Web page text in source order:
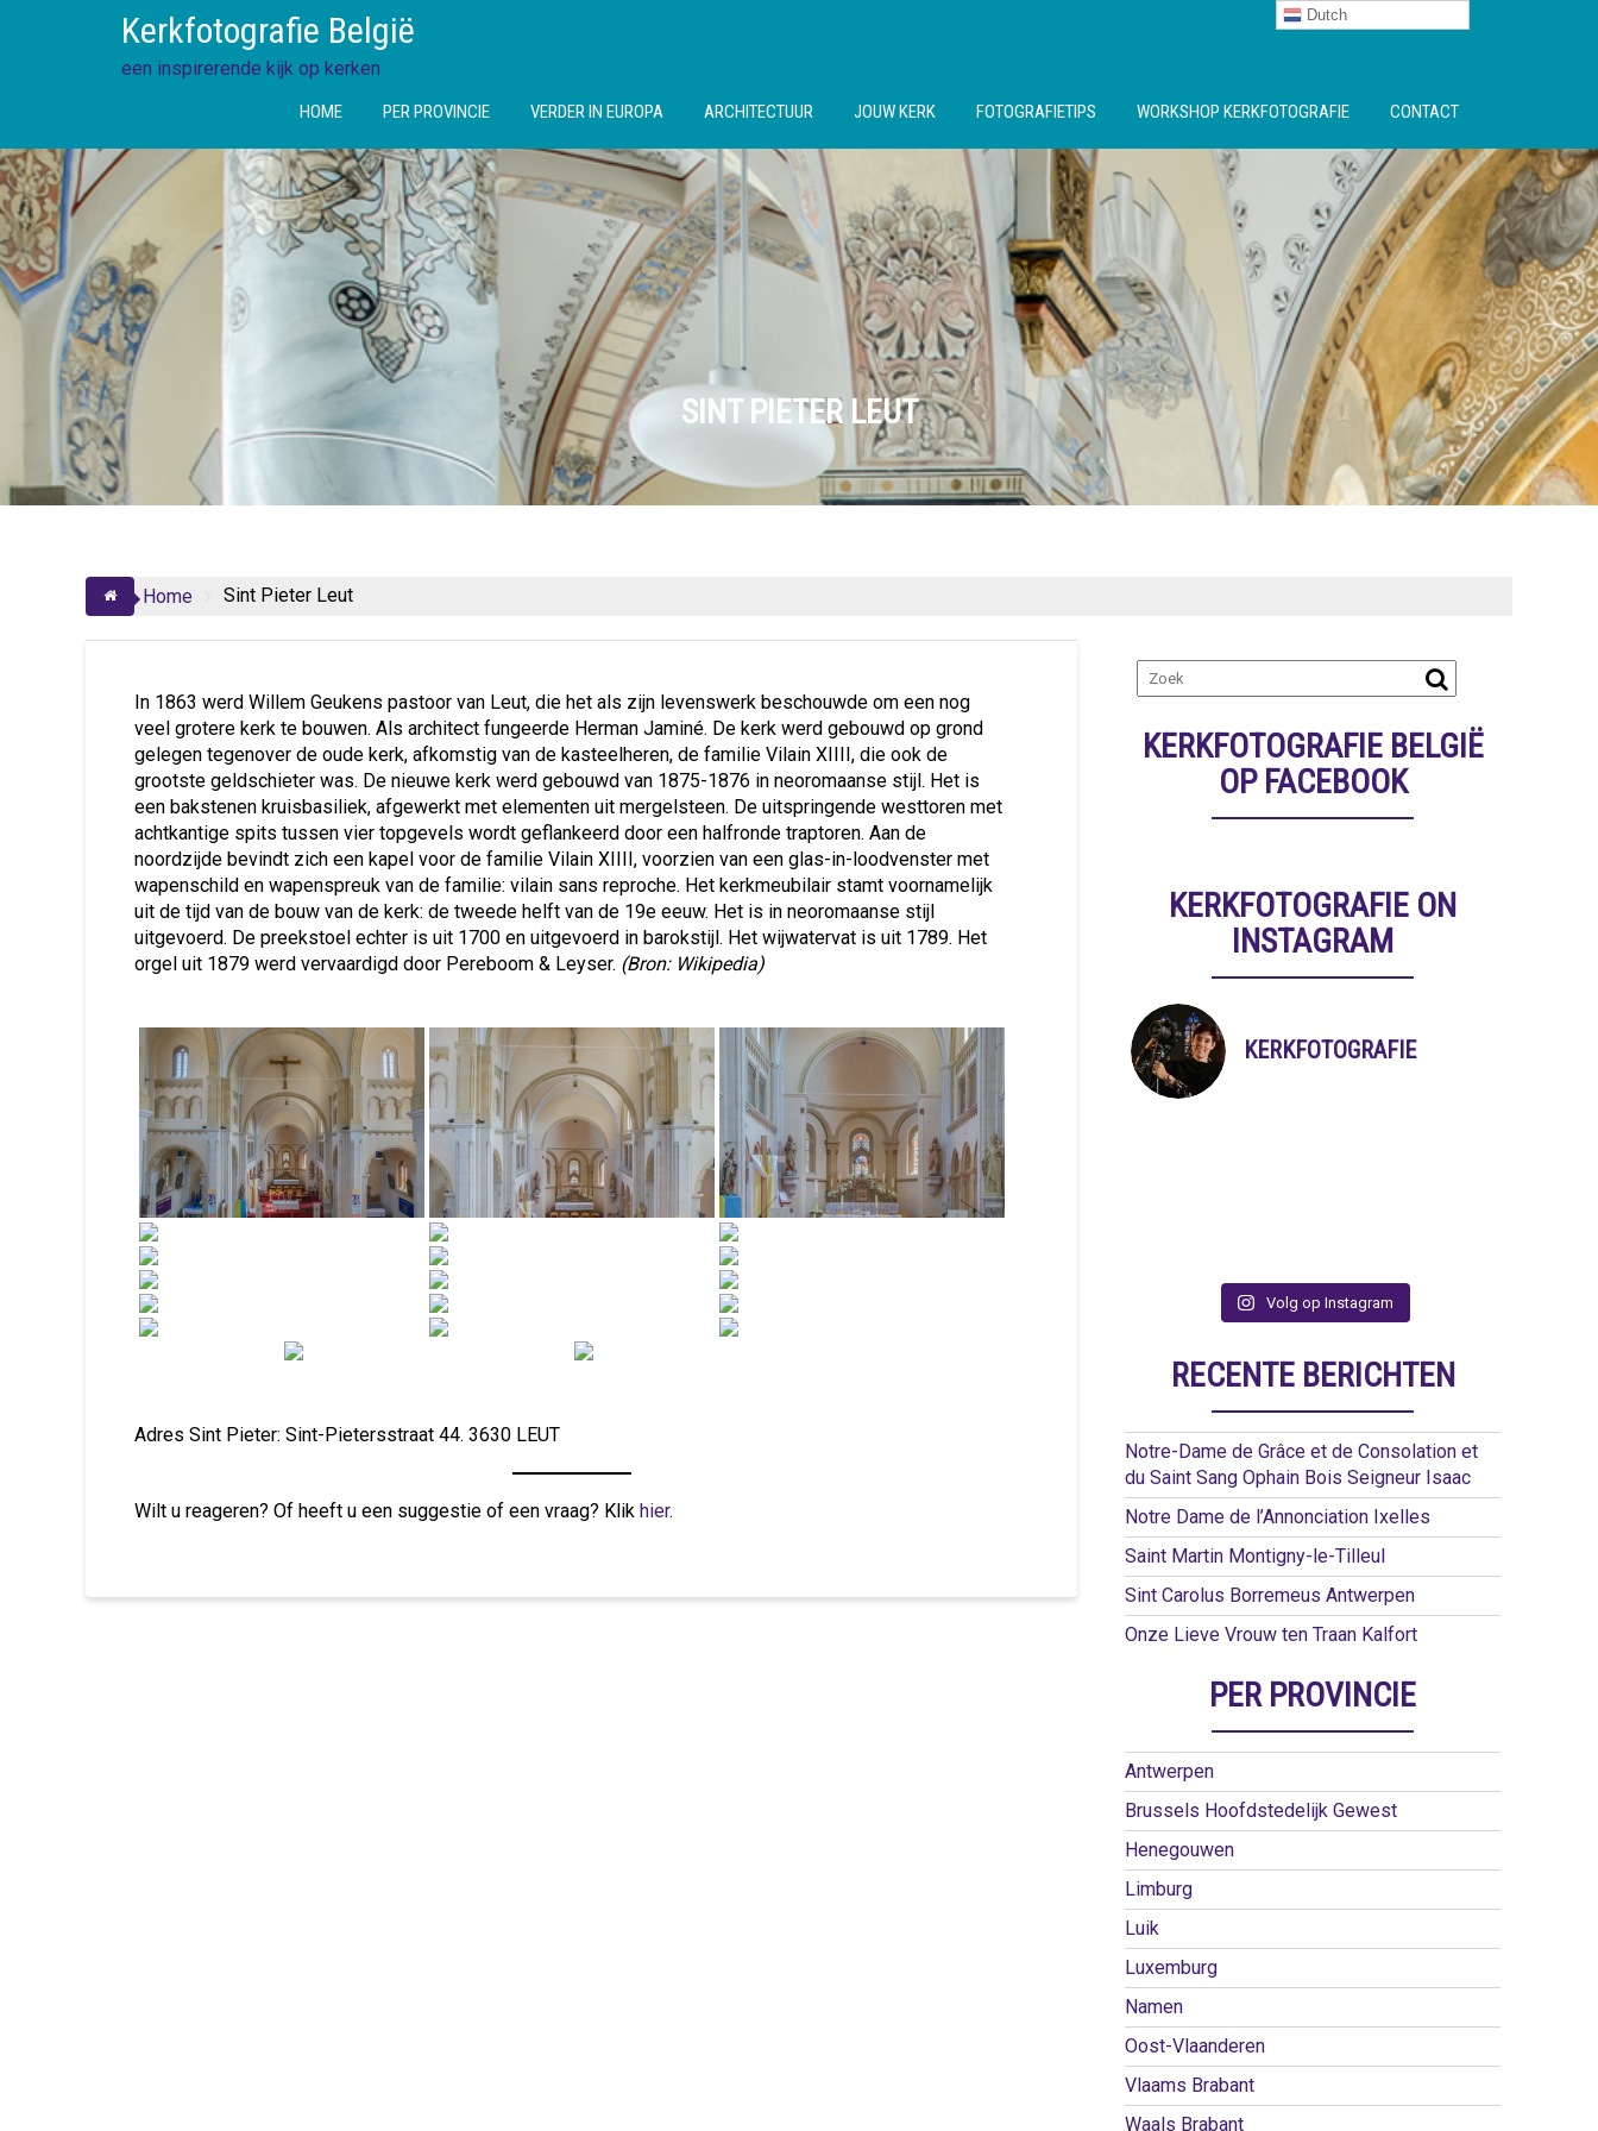
Kerkfotografie België
een inspirerende kijk op kerken
HOME PER PROVINCIE VERDER IN EUROPA ARCHITECTUUR JOUW KERK FOTOGRAFIETIPS WORKSHOP KERKFOTOGRAFIE CONTACT
SINT PIETER LEUT
Home Sint Pieter Leut
In 1863 werd Willem Geukens pastoor van Leut, die het als zijn levenswerk beschouwde om een nog
veel grotere kerk te bouwen. Als architect fungeerde Herman Jaminé. De kerk werd gebouwd op grond
gelegen tegenover de oude kerk, afkomstig van de kasteelheren, de familie Vilain XIIII, die ook de
grootste geldschieter was. De nieuwe kerk werd gebouwd van 1875-1876 in neoromaanse stijl. Het is
een bakstenen kruisbasiliek, afgewerkt met elementen uit mergelsteen. De uitspringende westtoren met
achtkantige spits tussen vier topgevels wordt geflankeerd door een halfronde traptoren. Aan de
noordzijde bevindt zich een kapel voor de familie Vilain XIIII, voorzien van een glas-in-loodvenster met
wapenschild en wapenspreuk van de familie: vilain sans reproche. Het kerkmeubilair stamt voornamelijk
uit de tijd van de bouw van de kerk: de tweede helft van de 19e eeuw. Het is in neoromaanse stijl
uitgevoerd. De preekstoel echter is uit 1700 en uitgevoerd in barokstijl. Het wijwatervat is uit 1789. Het
orgel uit 1879 werd vervaardigd door Pereboom & Leyser. (Bron: Wikipedia)
Adres Sint Pieter: Sint-Pietersstraat 44. 3630 LEUT
Wilt u reageren? Of heeft u een suggestie of een vraag? Klik hier.
KERKFOTOGRAFIE BELGIË
OP FACEBOOK
KERKFOTOGRAFIE ON
INSTAGRAM
KERKFOTOGRAFIE
Volg op Instagram
RECENTE BERICHTEN
Notre-Dame de Grâce et de Consolation et
du Saint Sang Ophain Bois Seigneur Isaac
Notre Dame de l’Annonciation Ixelles
Saint Martin Montigny-le-Tilleul
Sint Carolus Borremeus Antwerpen
Onze Lieve Vrouw ten Traan Kalfort
PER PROVINCIE
Antwerpen
Brussels Hoofdstedelijk Gewest
Henegouwen
Limburg
Luik
Luxemburg
Namen
Oost-Vlaanderen
Vlaams Brabant
Waals Brabant
Dutch